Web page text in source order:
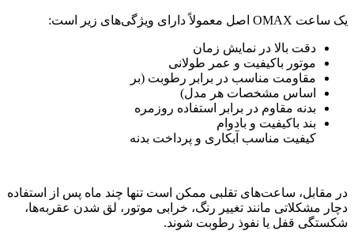
یک ساعت OMAX اصل معمولاً دارای ویژگی‌های زیر است:
دقت بالا در نمایش زمان
موتور باکیفیت و عمر طولانی
مقاومت مناسب در برابر رطوبت (بر
اساس مشخصات هر مدل)
بدنه مقاوم در برابر استفاده روزمره
بند باکیفیت و بادوام
کیفیت مناسب آبکاری و پرداخت بدنه
در مقابل، ساعت‌های تقلبی ممکن است تنها چند ماه پس از استفاده
دچار مشکلاتی مانند تغییر رنگ، خرابی موتور، لق شدن عقربه‌ها،
شکستگی قفل یا نفوذ رطوبت شوند.